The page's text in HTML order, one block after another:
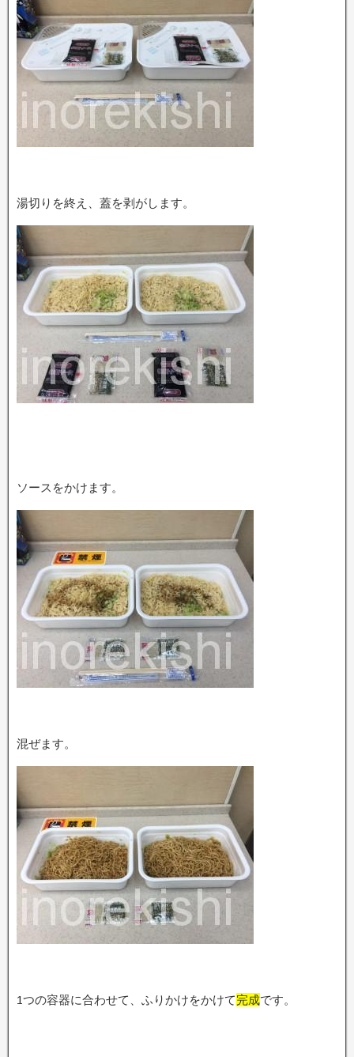
湯切りを終え、蓋を剥がします。
ソースをかけます。
混ぜます。
1つの容器に合わせて、ふりかけをかけて完成です。